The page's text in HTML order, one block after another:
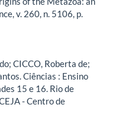
v. 260, n. 5106, p.
CICCO, Roberta de;
Ciências : Ensino
15 e 16. Rio de
- Centro de